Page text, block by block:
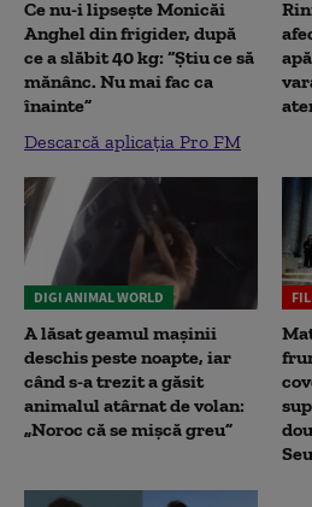
Ce nu-i lipsește Monicăi
Anghel din frigider, după
ce a slăbit 40 kg: “Știu ce să
mănânc. Nu mai fac ca
înainte”
Descarcă aplicația Pro FM
DIGI ANIMAL WORLD
A lăsat geamul mașinii
deschis peste noapte, iar
când s-a trezit a găsit
animalul atârnat de volan:
„Noroc că se mișcă greu”